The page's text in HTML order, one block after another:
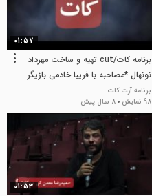
01:57
برنامه کات/cut تهیه و ساخت مهرداد
نونهال *مصاحبه با فریبا خادمی بازیگر
نمایش تقدیم به ایتالوکالوینو
برنامه آرت کات
98 نمایش
8 سال پیش
01:53